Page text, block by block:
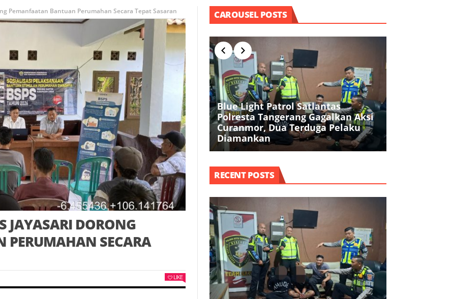
Pemanfaatan Bantuan Perumahan Secara Tepat Sasaran
JAYASARI DORONG
SECARA
LIKE
CAROUSEL POSTS
Blue Light Patrol Satlantas
Polresta Tangerang Gagalkan Aksi
Curanmor, Dua Terduga Pelaku
Diamankan
RECENT POSTS